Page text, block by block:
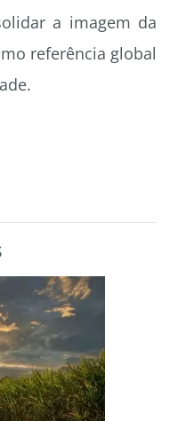
a imagem da
referência global